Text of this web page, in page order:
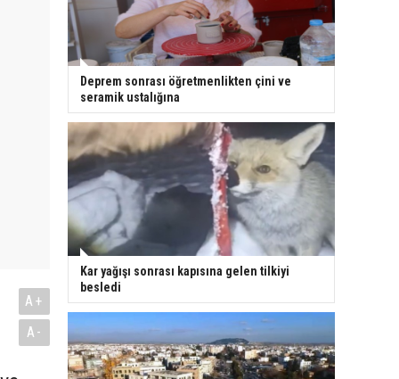
A+
A-
Deprem sonrası öğretmenlikten çini ve
seramik ustalığına
Kar yağışı sonrası kapısına gelen tilkiyi
besledi